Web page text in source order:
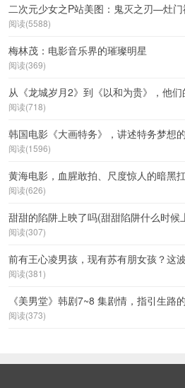
二次元少女之P站美图：鬼灭之刃—灶
阅读(5588)
梅林茂：电影音乐界的璀璨明星
阅读(369)
从《龙城岁月2》到《以和为贵》，他
阅读(718)
韩国电影《大画特务》，讲述特务梦想
阅读(1596)
黄海电影，血腥敢拍、尺度惊人的暗黑
阅读(626)
甜甜的陷阱上映了吗(甜甜陷阱什么时候
阅读(307)
前有王心凌男孩，现有苏有朋女孩？这
阅读(381)
《美男堂》韩剧7~8 集剧情，指引生路
阅读(373)